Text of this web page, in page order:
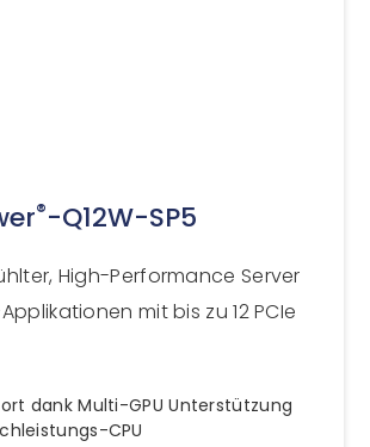
®-Q12W-SP5
High-Performance Server
mit bis zu 12 PCIe
dank Multi-GPU Unterstützung
CPU